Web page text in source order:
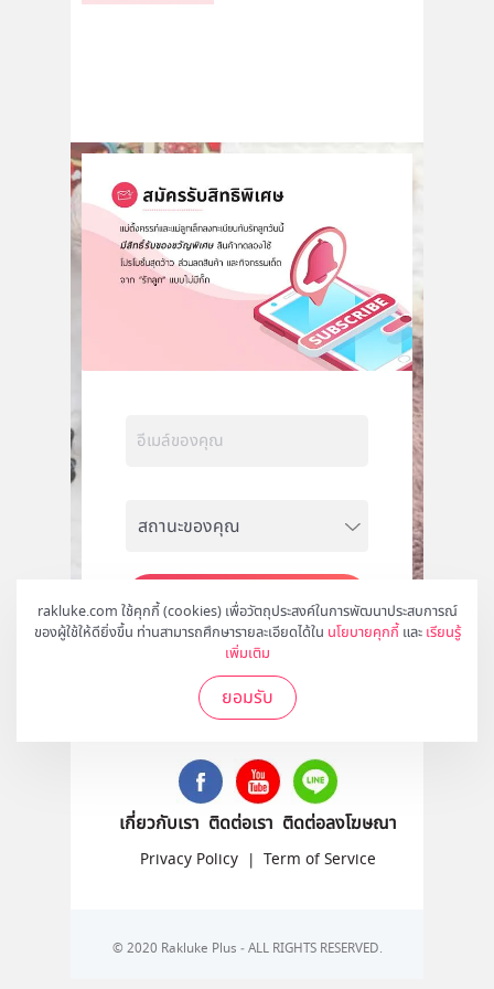
rakluke.com ใช้คุกกี้ (cookies) เพื่อวัตถุประสงค์ในการพัฒนาประสบการณ์
ของผู้ใช้ให้ดียิ่งขึ้น ท่านสามารถศึกษารายละเอียดได้ใน นโยบายคุกกี้ และ เรียนรู้
เพิ่มเติม
ยอมรับ
สมัคร
ติดตามเราได้ที่
เกี่ยวกับเรา ติดต่อเรา ติดต่อลงโฆษณา
Privacy Policy | Term of Service
© 2020 Rakluke Plus - ALL RIGHTS RESERVED.